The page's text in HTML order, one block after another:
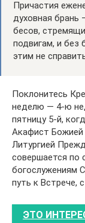
Причастия
духовная брань
бесов,
подвигам, и без
этим не
Поклонитесь
неделю — 4-ю
пятницу 5-й,
Акафист Божией
Литургией
совершается по
богослужениям
путь к Встрече,
ЭТО